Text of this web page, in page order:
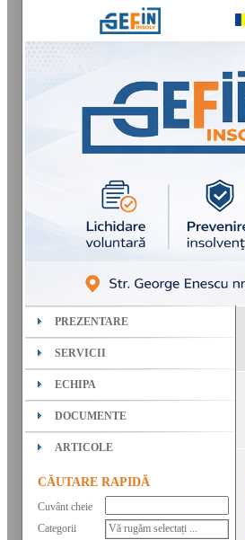
PREZENTARE
SERVICII
ECHIPA
DOCUMENTE
ARTICOLE
CĂUTARE RAPIDĂ
Cuvânt cheie
Categorii
Vă rugăm selectați ...